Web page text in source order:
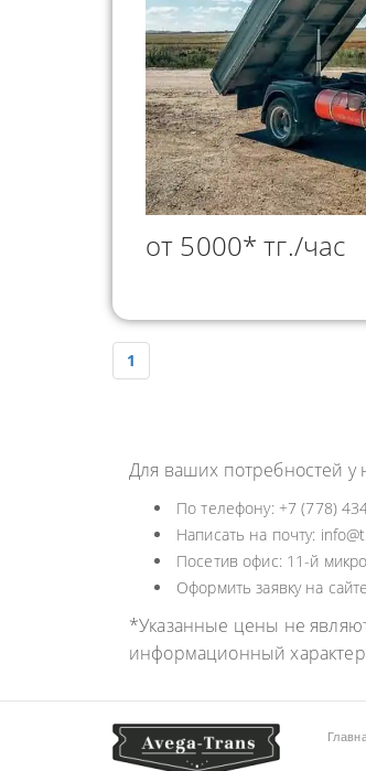
от 5000* тг./час
1
Для ваших потребностей у
По телефону: +7 (778)
Написать на почту:
Посетив офис: 11-й
Оформить заявку на сайте
*Указанные цены не
информационный